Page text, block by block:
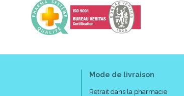
Mode de livraison
Retrait dans la pharmacie